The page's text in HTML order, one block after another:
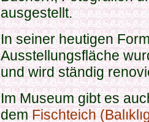
ausgestellt.
In seiner heutigen
Ausstellungsfläche
und wird ständig
Im Museum gibt es
demFischteich